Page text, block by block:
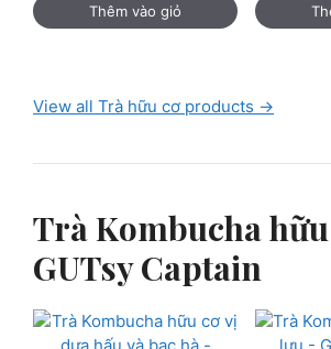
Thêm vào giỏ
View all Trà hữu cơ products →
Trà Kombucha
GUTsy Captain